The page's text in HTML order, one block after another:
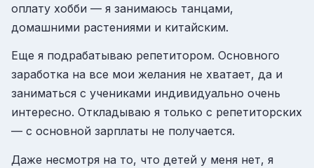
оплату хобби — я занимаюсь танцами,
домашними растениями и китайским.
Еще я подрабатываю репетитором. Основного
заработка на все мои желания не хватает, да и
заниматься с учениками индивидуально очень
интересно. Откладываю я только с репетиторских
— с основной зарплаты не получается.
Даже несмотря на то, что детей у меня нет, я